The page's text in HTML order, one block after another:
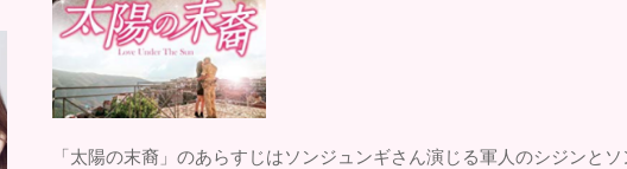
「太陽の末裔」のあらすじはソンジュンギさん演じる軍人のシジンとソ